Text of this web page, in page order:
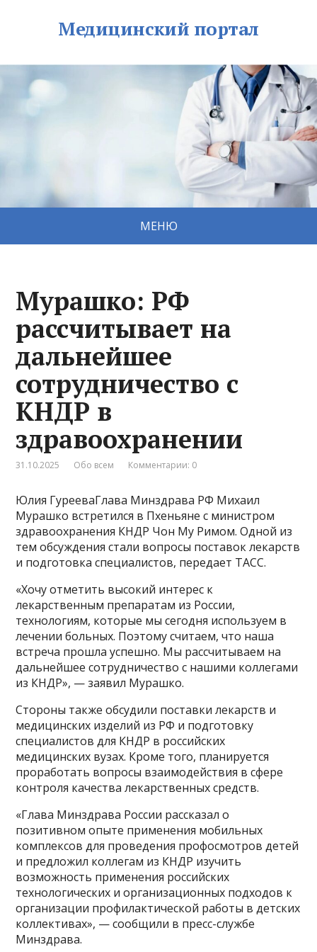
Медицинский портал
МЕНЮ
Мурашко: РФ
рассчитывает на
дальнейшее
сотрудничество с
КНДР в
здравоохранении
31.10.2025 Обо всем Комментарии: 0
Юлия ГурееваГлава Минздрава РФ Михаил
Мурашко встретился в Пхеньяне с министром
здравоохранения КНДР Чон Му Римом. Одной из
тем обсуждения стали вопросы поставок лекарств
и подготовка специалистов, передает ТАСС.
«Хочу отметить высокий интерес к
лекарственным препаратам из России,
технологиям, которые мы сегодня используем в
лечении больных. Поэтому считаем, что наша
встреча прошла успешно. Мы рассчитываем на
дальнейшее сотрудничество с нашими коллегами
из КНДР», — заявил Мурашко.
Стороны также обсудили поставки лекарств и
медицинских изделий из РФ и подготовку
специалистов для КНДР в российских
медицинских вузах. Кроме того, планируется
проработать вопросы взаимодействия в сфере
контроля качества лекарственных средств.
«Глава Минздрава России рассказал о
позитивном опыте применения мобильных
комплексов для проведения профосмотров детей
и предложил коллегам из КНДР изучить
возможность применения российских
технологических и организационных подходов к
организации профилактической работы в детских
коллективах», — сообщили в пресс-службе
Минздрава.